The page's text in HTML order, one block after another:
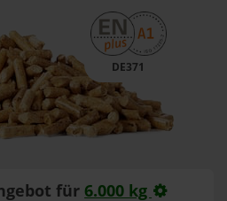
DE371
für 6.000 kg